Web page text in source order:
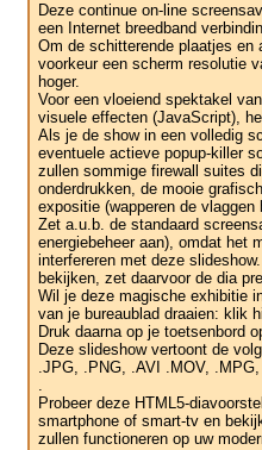
Deze continue on-line
een Internet breedband
Om de schitterende plaatjes en
voorkeur een scherm resolutie
hoger.
Voor een vloeiend spektakel
visuele effecten (JavaScript),
Als je de show in een volledig
eventuele actieve popup-killer
zullen sommige firewall suites
onderdrukken, de mooie
expositie (wapperen de vlaggen
Zet a.u.b. de standaard
energiebeheer aan), omdat het
interfereren met deze
bekijken, zet daarvoor de dia
Wil je deze magische exhibitie
van je bureaublad draaien: klik
Druk daarna op je toetsenbord
Deze slideshow vertoont de
.JPG, .PNG, .AVI .MOV,
.
Probeer deze HTML5-
smartphone of smart-tv en
zullen functioneren op uw